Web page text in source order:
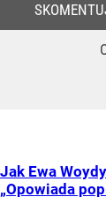
Jak Ewa
„Opowiada